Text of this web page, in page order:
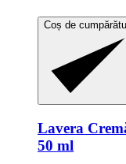
Coș de
Lavera
50 ml